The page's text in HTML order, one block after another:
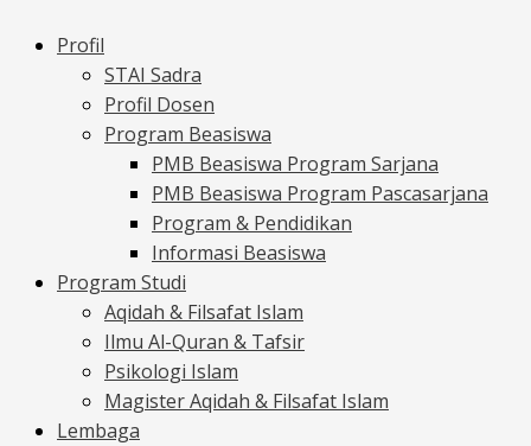
Profil
STAI Sadra
Profil Dosen
Program Beasiswa
PMB Beasiswa Program Sarjana
PMB Beasiswa Program Pascasarjana
Program & Pendidikan
Informasi Beasiswa
Program Studi
Aqidah & Filsafat Islam
Ilmu Al-Quran & Tafsir
Psikologi Islam
Magister Aqidah & Filsafat Islam
Lembaga